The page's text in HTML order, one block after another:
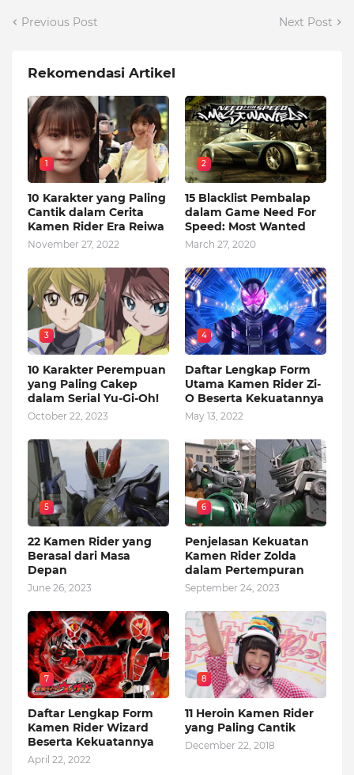
Previous Post Next Post
Rekomendasi Artikel
1
10 Karakter yang Paling
Cantik dalam Cerita
Kamen Rider Era Reiwa
November 27, 2022
2
15 Blacklist Pembalap
dalam Game Need For
Speed: Most Wanted
March 27, 2020
3
10 Karakter Perempuan
yang Paling Cakep
dalam Serial Yu-Gi-Oh!
October 22, 2023
4
Daftar Lengkap Form
Utama Kamen Rider Zi-
O Beserta Kekuatannya
May 13, 2022
5
22 Kamen Rider yang
Berasal dari Masa
Depan
June 26, 2023
6
Penjelasan Kekuatan
Kamen Rider Zolda
dalam Pertempuran
September 24, 2023
7
Daftar Lengkap Form
Kamen Rider Wizard
Beserta Kekuatannya
April 22, 2022
8
11 Heroin Kamen Rider
yang Paling Cantik
December 22, 2018